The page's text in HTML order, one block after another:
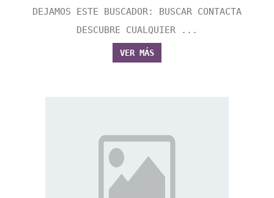
DEJAMOS ESTE BUSCADOR: BUSCAR CONTACTA
DESCUBRE CUALQUIER ...
VER MÁS